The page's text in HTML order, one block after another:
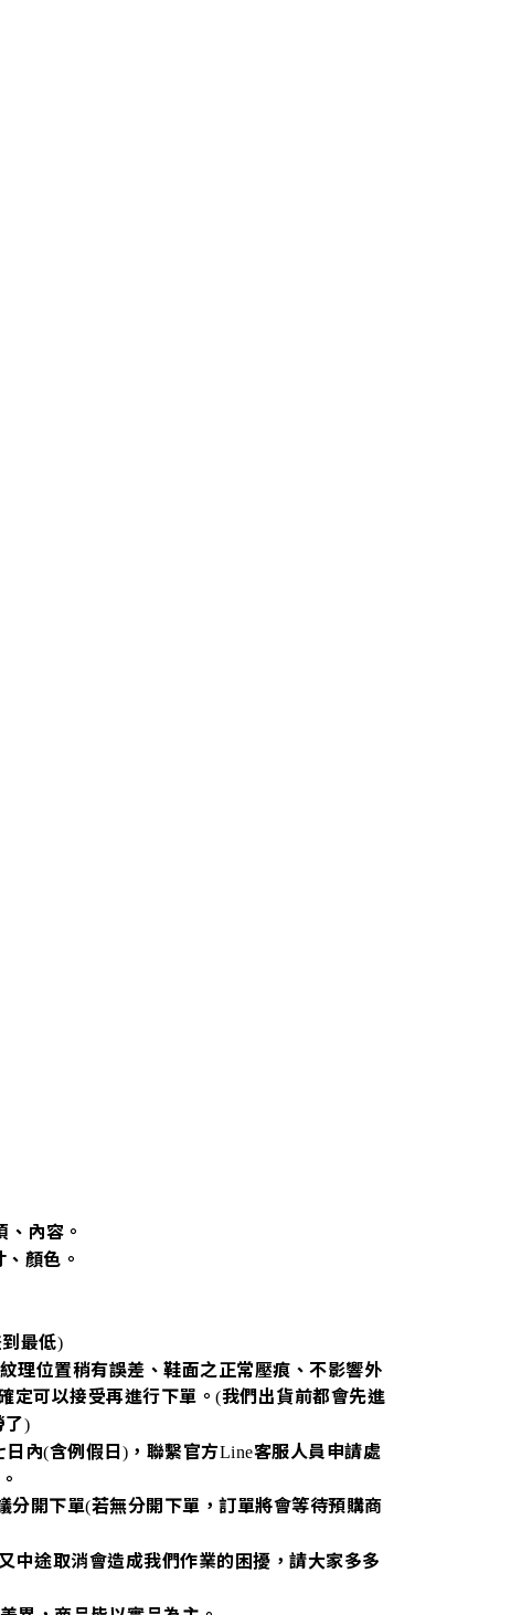
、內容。
顏色。
最低)
理位置稍有誤差、鞋面之正常壓痕、不影響外
定可以接受再進行下單。 (我們出貨前都會先進
了)
日內(含例假日) ，聯繫官方Line客服人員申請處
分開下單(若無分開下單，訂單將會等待預購商
中途取消會造成我們作業的困擾，請大家多多